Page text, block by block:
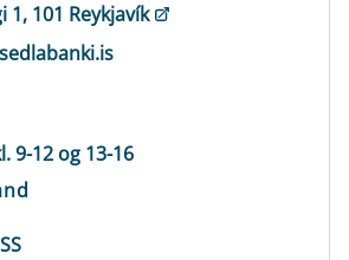
1, 101 Reykjavík
9-12 og 13-16